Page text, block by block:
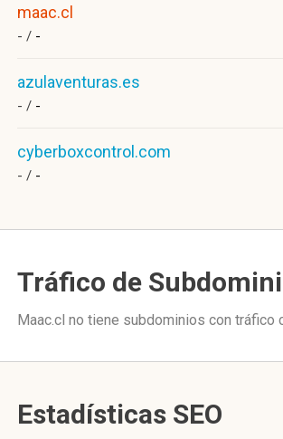
maac.cl
- / -
azulaventuras.es
- / -
cyberboxcontrol.com
- / -
Tráfico de
Maac.cl no tiene subdominios con tráfico
Estadísticas SEO